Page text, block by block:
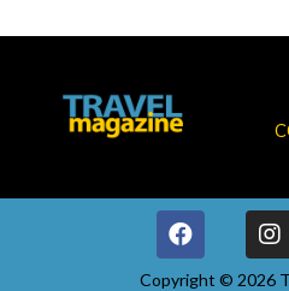
Copyright © 2026